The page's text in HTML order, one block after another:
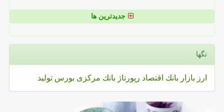
جدیدترین ها
تگها
ارز بازار بانك اقتصاد رپورتاژ بانك مركزی بورس تولید